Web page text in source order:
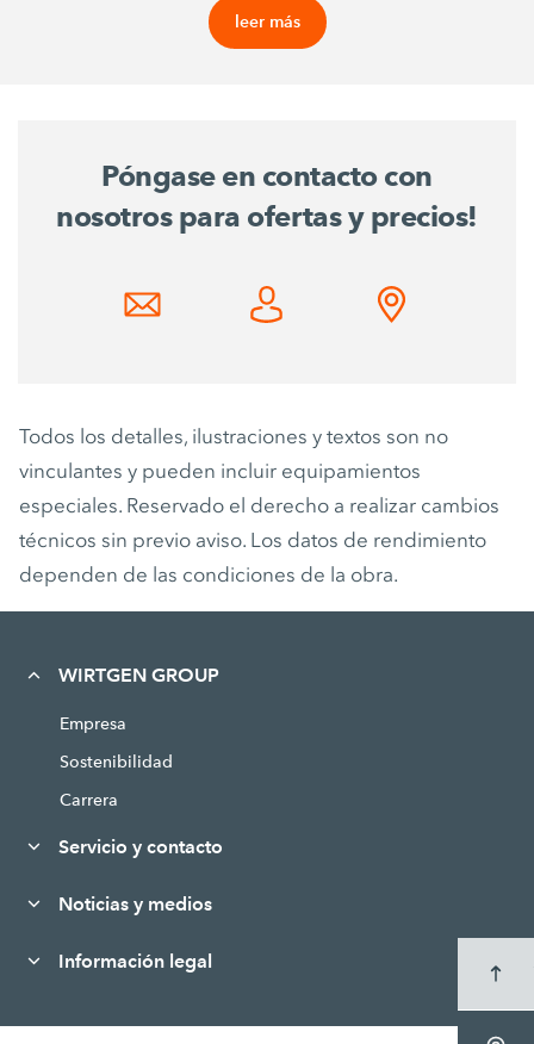
leer más
Póngase en contacto con
nosotros para ofertas y precios!
Todos los detalles, ilustraciones y textos son no
vinculantes y pueden incluir equipamientos
especiales. Reservado el derecho a realizar cambios
técnicos sin previo aviso. Los datos de rendimiento
dependen de las condiciones de la obra.
WIRTGEN GROUP
Empresa
Sostenibilidad
Carrera
Servicio y contacto
Noticias y medios
Información legal